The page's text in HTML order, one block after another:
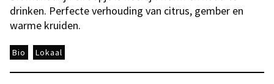
drinken. Perfecte verhouding van citrus, gember en
warme kruiden.
Bio Lokaal